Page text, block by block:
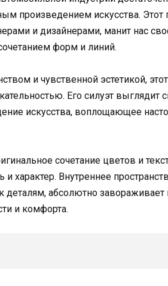
произведением искусства.
и дизайнерами, манит нас
форм и линий.
и чувственной эстетикой,
Его силуэт
искусства, воплощающее
сочетание цветов и
характер. Внутреннее
абсолютно завораживает
и комфорта.